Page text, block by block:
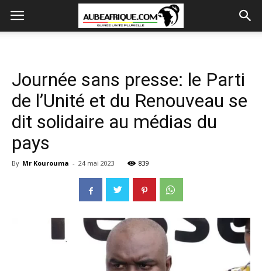
Journée sans presse: le Parti
de l’Unité et du Renouveau se
dit solidaire au médias du
pays
By Mr Kourouma - 24 mai 2023 839